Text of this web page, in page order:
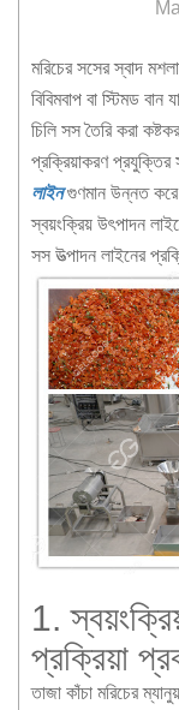
মরিচের সসের স্বাদ
বিবিমবাপ বা স্টিমড
চিলি সস তৈরি করা
প্রক্রিয়াকরণ প্রযুক্তির
লাইনগুণমান উন্নত করে
স্বয়ংক্রিয় উৎপাদন
সস উত্পাদন লাইনের
1.
প্রক্রিয়া
তাজা কাঁচা মরিচের